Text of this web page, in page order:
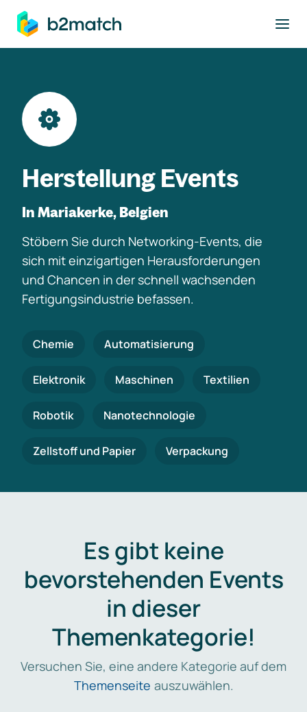
springen
Herstellung Events
In Mariakerke, Belgien
Stöbern Sie durch Networking-Events, die
sich mit einzigartigen Herausforderungen
und Chancen in der schnell wachsenden
Fertigungsindustrie befassen.
Chemie Automatisierung
Elektronik Maschinen Textilien
Robotik Nanotechnologie
Zellstoff und Papier Verpackung
Es gibt keine
bevorstehenden Events
in dieser
Themenkategorie!
Versuchen Sie, eine andere Kategorie auf dem
Themenseite auszuwählen.